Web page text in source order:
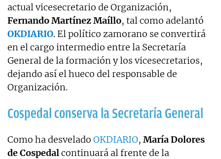
actual vicesecretario de Organización,
Fernando Martínez Maíllo, tal como adelantó
OKDIARIO. El político zamorano se convertirá
en el cargo intermedio entre la Secretaría
General de la formación y los vicesecretarios,
dejando así el hueco del responsable de
Organización.
Cospedal conserva la Secretaría General
Como ha desvelado OKDIARIO, María Dolores
de Cospedalcontinuará al frente de la